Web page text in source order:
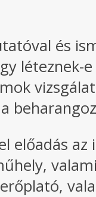
és
léteznek-
előadás